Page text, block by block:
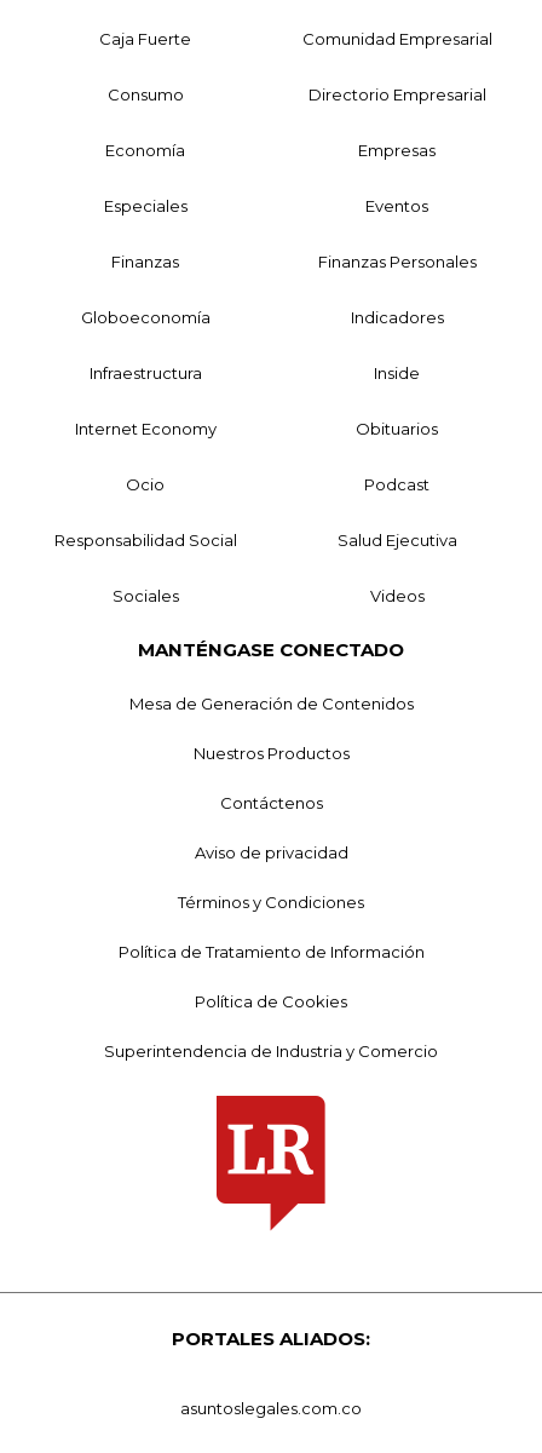
Caja Fuerte Comunidad Empresarial
Consumo Directorio Empresarial
Economía Empresas
Especiales Eventos
Finanzas Finanzas Personales
Globoeconomía Indicadores
Infraestructura Inside
Internet Economy Obituarios
Ocio Podcast
Responsabilidad Social Salud Ejecutiva
Sociales Videos
MANTÉNGASE CONECTADO
Mesa de Generación de Contenidos
Nuestros Productos
Contáctenos
Aviso de privacidad
Términos y Condiciones
Política de Tratamiento de Información
Política de Cookies
Superintendencia de Industria y Comercio
PORTALES ALIADOS:
asuntoslegales.com.co